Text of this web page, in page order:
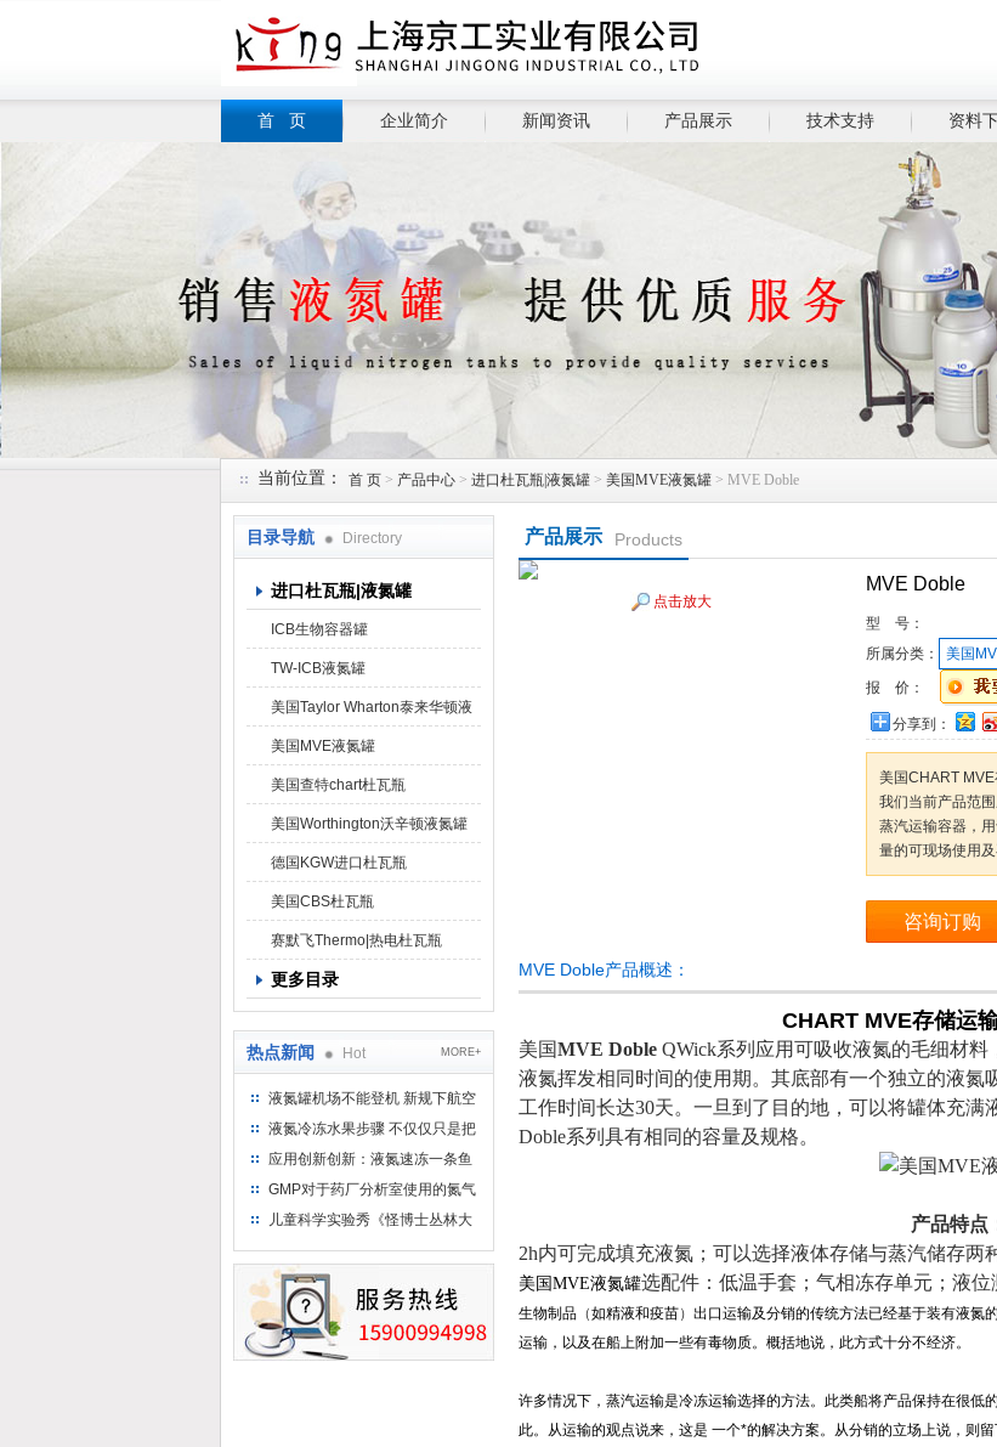
上海京工实业有限公司
首 页 企业简介 新闻资讯 产品展示 技术支持 资料
当前位置： 首 页 > 产品中心 > 进口杜瓦瓶|液氮罐 > 美国MVE液氮罐 > MVE Doble
目录导航 Directory
进口杜瓦瓶|液氮罐
ICB生物容器罐
TW-ICB液氮罐
美国Taylor Wharton泰来华顿液
氮罐
美国MVE液氮罐
美国查特chart杜瓦瓶
美国Worthington沃辛顿液氮罐
德国KGW进口杜瓦瓶
美国CBS杜瓦瓶
赛默飞Thermo|热电杜瓦瓶
更多目录
热点新闻 Hot MORE+
液氮罐机场不能登机 新规下航空
运输罐能否上飞机
液氮冷冻水果步骤 不仅仅只是把
水果扔到液氮中
应用创新创新：液氮速冻一条鱼
只需15分钟 保持活鲜一整年
GMP对于药厂分析室使用的氮气
钢瓶存放标准
儿童科学实验秀《怪博士丛林大
及
产品展示 Products
点击放大
MVE Doble
型 号：
所属分类：
美国
报 价：
分享到：
美国CHART
我们当前产品范
蒸汽运输容器，
量的可现场使用
咨询订购
MVE Doble产品概述：
CHART MVE存储运
美国MVE Doble QWick系列应用可吸收液氮的毛细材
液氮挥发相同时间的使用期。其底部有一个独立的液氮
工作时间长达30天。一旦到了目的地，可以将罐体充
Doble系列具有相同的容量及规格。
产品特点
2h内可完成填充液氮 ；可以选择液体存储与蒸汽储存两
美国 MVE液氮罐选配件：低温手套；气相冻存单元；液位
生物制品 （如精液和疫苗） 出口运输及分销的传统方法已经基于装有液氮
运输，以及在船上附加一些有毒物质。概括地说，此方式十分不经济。
许多情况下，蒸汽运输是冷冻运输选择的方法。此类船将产品保持在很低
此。从运输的观点说来，这是 一个*的解决方案。从分销的立场上说，则